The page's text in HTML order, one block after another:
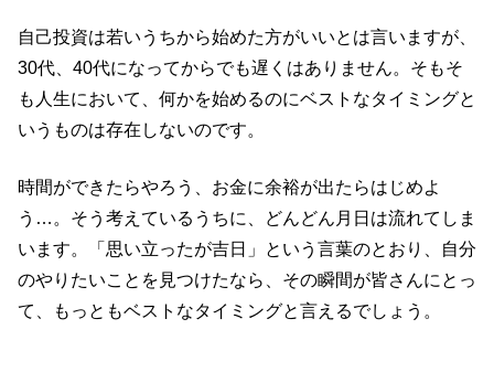
自己投資は若いうちから始めた方がいいとは言いますが、
30代、 40代になってからでも遅くはありません。そもそ
も人生において、何かを始めるのにベストなタイミングと
いうものは存在しないのです。
時間ができたらやろう、お金に余裕が出たらはじめよ
う … 。そう考えているうちに、どんどん月日は流れてしま
います。「思い立ったが吉日」という言葉のとおり、自分
のやりたいことを見つけたなら、その瞬間が皆さんにとっ
て、もっともベストなタイミングと言えるでしょう。